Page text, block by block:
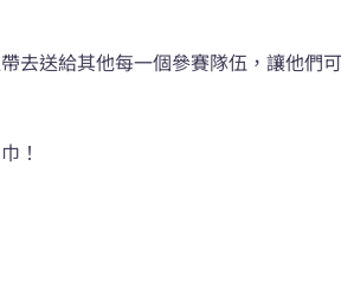
去送給其他每一個參賽隊伍，讓他們
！